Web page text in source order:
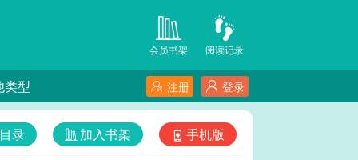
阅读记录
会员书架
类型 登录
注册
手机版
加入书架
录